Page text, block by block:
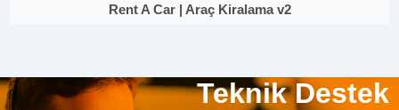
Rent A Car | Araç Kiralama v2
Teknik Destek